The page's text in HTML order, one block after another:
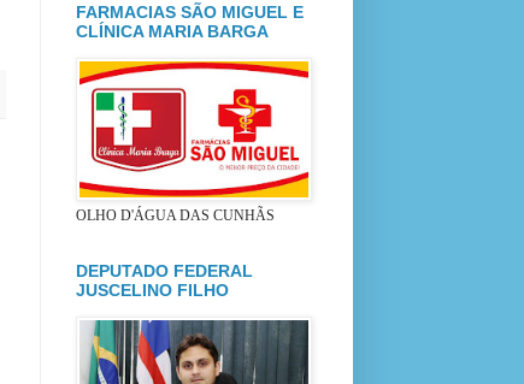
FARMACIAS SÃO MIGUEL E
CLÍNICA MARIA BARGA
OLHO D'ÁGUA DAS CUNHÃS
DEPUTADO FEDERAL
JUSCELINO FILHO